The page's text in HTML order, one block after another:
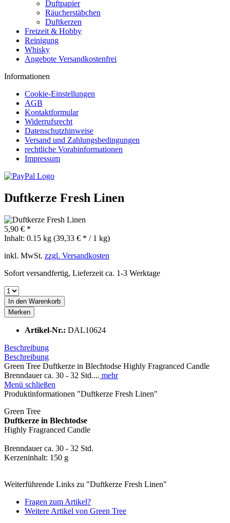
Duftpapier
Räucherstäbchen
Duftkerzen
Freizeit & Hobby
Reinigung
Whisky
Angebote Versandkostenfrei
Informationen
Cookie-Einstellungen
AGB
Kontaktformular
Widerrufsrecht
Datenschutzhinweise
Versand und Zahlungsbedingungen
rechtliche Vorabinformationen
Impressum
Duftkerze Fresh Linen
5,90 € *
Inhalt: 0.15 kg (39,33 € * / 1 kg)
inkl. MwSt. zzgl. Versandkosten
Sofort versandfertig, Lieferzeit ca. 1-3 Werktage
In den Warenkorb
Merken
Artikel-Nr.: DAL10624
Beschreibung
Beschreibung
Green Tree Duftkerze in Blechtodse Highly Fragranced Candle
Brenndauer ca. 30 - 32 Std.... mehr
Menü schließen
Produktinformationen "Duftkerze Fresh Linen"
Green Tree
Duftkerze in Blechtodse
Highly Fragranced Candle
Brenndauer ca. 30 - 32 Std.
Kerzeninhalt: 150 g
Weiterführende Links zu "Duftkerze Fresh Linen"
Fragen zum Artikel?
Weitere Artikel von Green Tree